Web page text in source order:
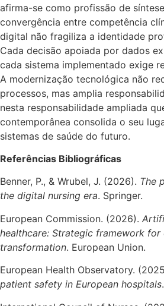
afirma-se como profissão de
convergência entre competência
digital não fragiliza a identidade
Cada decisão apoiada por dados
cada sistema implementado exige
A modernização tecnológica não
processos, mas amplia
nesta responsabilidade ampliada
contemporânea consolida o seu
sistemas de saúde do futuro.
Referências Bibliográficas
Benner, P., & Wrubel, J. (2026). The
the digital nursing era. Springer.
European Commission. (2026).
healthcare: Strategic framework for
transformation. European Union.
European Health Observatory.
patient safety in European hospitals